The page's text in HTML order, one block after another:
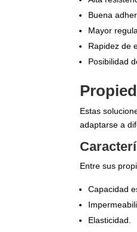
Buena
Mayor
Rapidez de
Posibilidad
Estas
adaptarse a
Entre sus
Capacidad
Elasticidad.